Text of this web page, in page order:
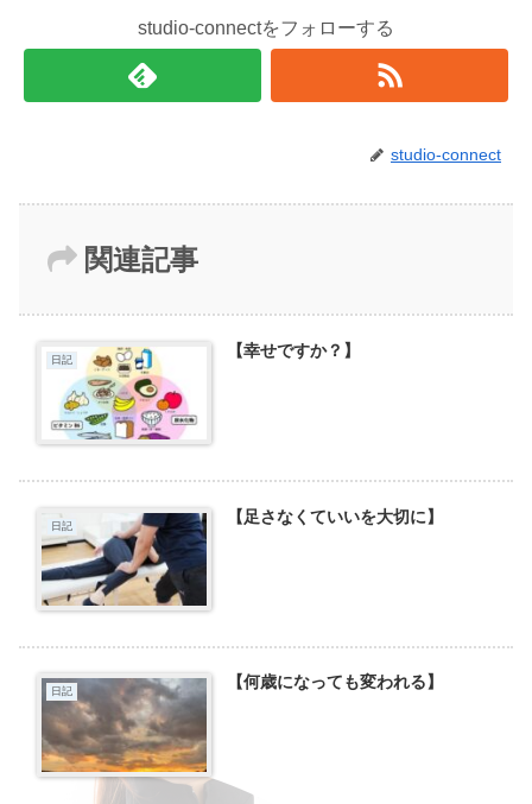
studio-connectをフォローする
studio-connect
関連記事
日記 【幸せですか？】
日記 【足さなくていいを大切に】
日記 【何歳になっても変われる】